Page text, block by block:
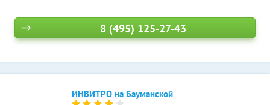
8 (495) 125-27-43
ИНВИТРО на Бауманской